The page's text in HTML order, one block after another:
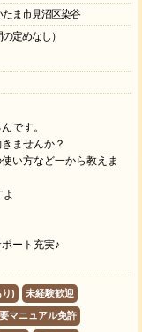
たま市見沼区染谷
定めなし）
です。
ませんか？
い方など一から教えま
ート充実♪
) 未経験歓迎
要マニュアル免許